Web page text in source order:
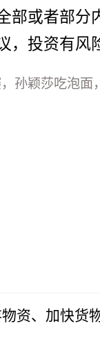
部或者部
投资有风
孙颖莎吃泡面
资、加快货